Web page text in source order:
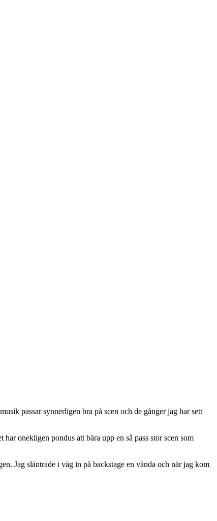
passar synnerligen bra på scen och de gånger jag har sett
onekligen pondus att bära upp en så pass stor scen som
Jag släntrade i väg in på backstage en vända och när jag kom